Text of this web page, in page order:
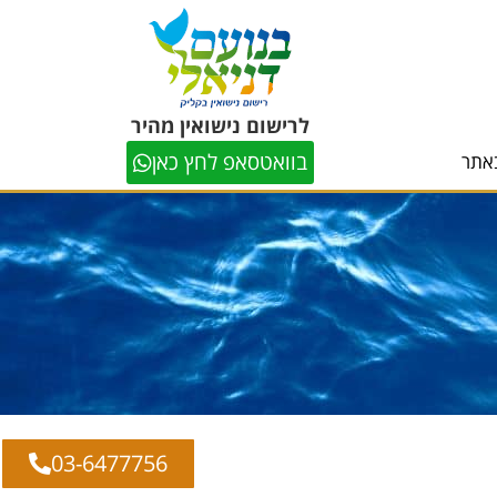
לרישום נישואין מהיר
בוואטסאפ לחץ כאן
03-6477756